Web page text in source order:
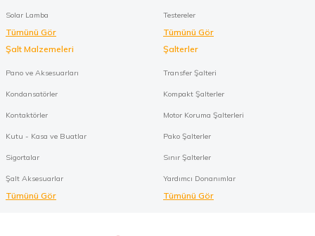
Solar Lamba
Tümünü Gör
Testereler
Tümünü Gör
Şalt Malzemeleri
Pano ve Aksesuarları
Kondansatörler
Kontaktörler
Kutu - Kasa ve Buatlar
Sigortalar
Şalt Aksesuarlar
Tümünü Gör
Şalterler
Transfer Şalteri
Kompakt Şalterler
Motor Koruma Şalterleri
Pako Şalterler
Sınır Şalterler
Yardımcı Donanımlar
Tümünü Gör